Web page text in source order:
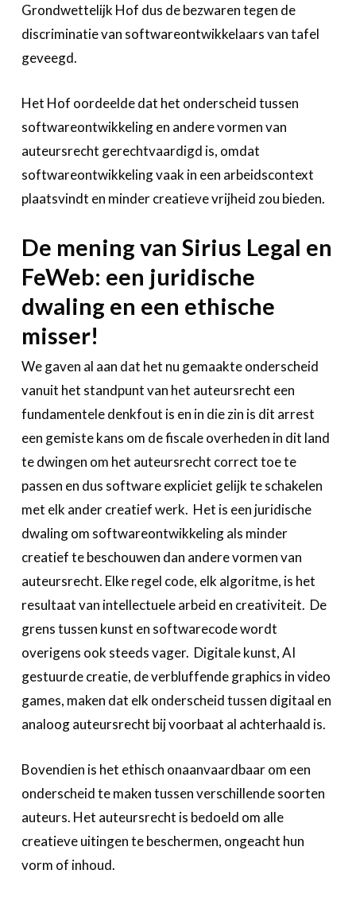
Grondwettelijk Hof dus de bezwaren tegen de
discriminatie van softwareontwikkelaars van tafel
geveegd.
Het Hof oordeelde dat het onderscheid tussen
softwareontwikkeling en andere vormen van
auteursrecht gerechtvaardigd is, omdat
softwareontwikkeling vaak in een arbeidscontext
plaatsvindt en minder creatieve vrijheid zou bieden.
De mening van Sirius Legal en
FeWeb: een juridische
dwaling en een ethische
misser!
We gaven al aan dat het nu gemaakte onderscheid
vanuit het standpunt van het auteursrecht een
fundamentele denkfout is en in die zin is dit arrest
een gemiste kans om de fiscale overheden in dit land
te dwingen om het auteursrecht correct toe te
passen en dus software expliciet gelijk te schakelen
met elk ander creatief werk. Het is een juridische
dwaling om softwareontwikkeling als minder
creatief te beschouwen dan andere vormen van
auteursrecht. Elke regel code, elk algoritme, is het
resultaat van intellectuele arbeid en creativiteit. De
grens tussen kunst en softwarecode wordt
overigens ook steeds vager. Digitale kunst, AI
gestuurde creatie, de verbluffende graphics in video
games, maken dat elk onderscheid tussen digitaal en
analoog auteursrecht bij voorbaat al achterhaald is.
Bovendien is het ethisch onaanvaardbaar om een
onderscheid te maken tussen verschillende soorten
auteurs. Het auteursrecht is bedoeld om alle
creatieve uitingen te beschermen, ongeacht hun
vorm of inhoud.